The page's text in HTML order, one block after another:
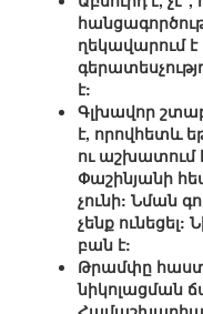
ղեկավարում
է:
Գլխավոր
է, որովհետև
ու աշխատում
Փաշինյանի
չունի: Նման
չենք
բան է:
Թրամփը
նիկոլացման